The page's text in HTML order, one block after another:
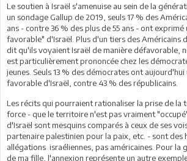
Le soutien à Israël s'amenuise au sein de la
un sondage Gallup de 2019, seuls 17 % des
ans - contre 36 % des plus de 55 ans - ont
favorable" d'Israël. Plus d'un tiers des Américains
dit qu'ils voyaient Israël de manière défavorable,
est particulièrement prononcée chez les
jeunes. Seuls 13 % des démocrates ont
favorable d'Israël, contre 43 % des républicains.
Les récits qui pourraient rationaliser la prise de la
force - que le territoire n'est pas vraiment
d'Israël sont mesquins comparés à ceux de ses
partenaire palestinien pour la paix, etc. - sont des
allégations israéliennes, pas américaines. Pour la
de ma fille, l'annexion représente un autre